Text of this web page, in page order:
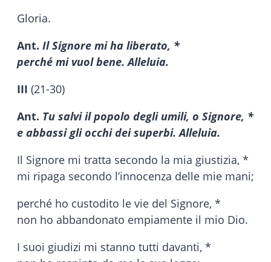
Gloria.
Ant. Il Signore mi ha liberato, *
perché mi vuol bene. Alleluia.
III (21-30)
Ant. Tu salvi il popolo degli umili, o Signore, *
e abbassi gli occhi dei superbi. Alleluia.
Il Signore mi tratta secondo la mia giustizia, *
mi ripaga secondo l’innocenza delle mie mani;
perché ho custodito le vie del Signore, *
non ho abbandonato empiamente il mio Dio.
I suoi giudizi mi stanno tutti davanti, *